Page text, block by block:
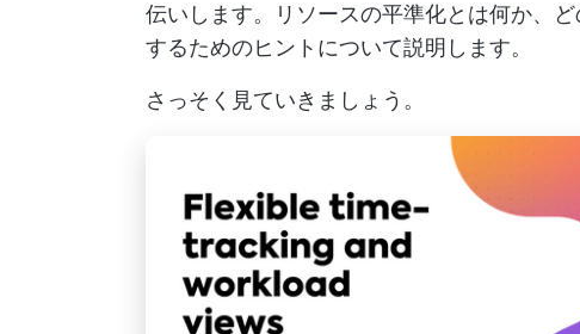
伝いします。リソースの平準化とは何か、
するためのヒントについて説明します。
さっそく見ていきましょう。